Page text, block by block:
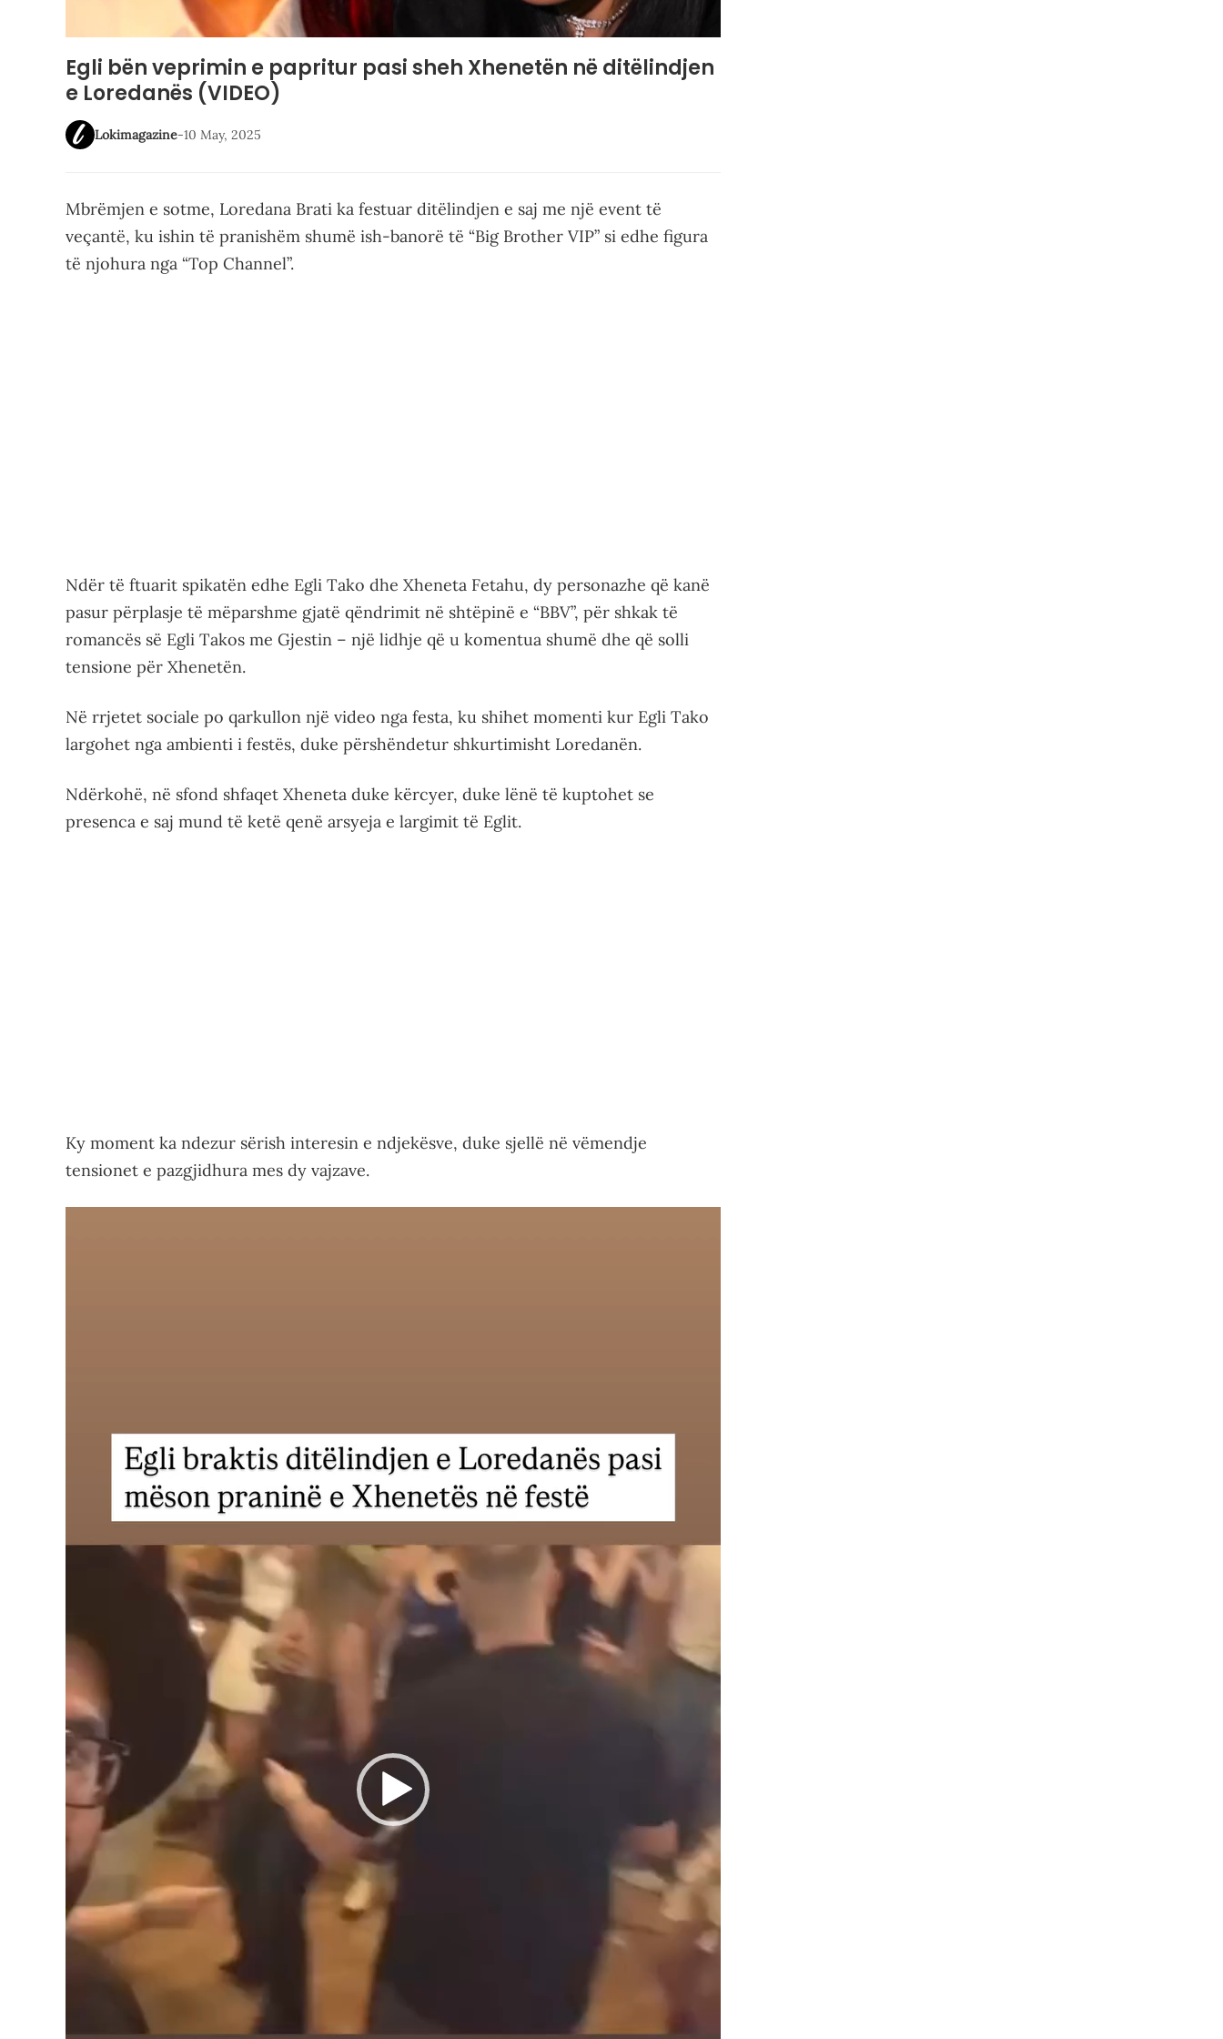
Egli bën veprimin e papritur pasi sheh Xhenetën në ditëlindjen
e Loredanës (VIDEO)
Lokimagazine-10 May, 2025
Mbrëmjen e sotme, Loredana Brati ka festuar ditëlindjen e saj me një event të
veçantë, ku ishin të pranishëm shumë ish-banorë të “Big Brother VIP” si edhe figura
të njohura nga “Top Channel”.
Ndër të ftuarit spikatën edhe Egli Tako dhe Xheneta Fetahu, dy personazhe që kanë
pasur përplasje të mëparshme gjatë qëndrimit në shtëpinë e “BBV”, për shkak të
romancës së Egli Takos me Gjestin – një lidhje që u komentua shumë dhe që solli
tensione për Xhenetën.
Në rrjetet sociale po qarkullon një video nga festa, ku shihet momenti kur Egli Tako
largohet nga ambienti i festës, duke përshëndetur shkurtimisht Loredanën.
Ndërkohë, në sfond shfaqet Xheneta duke kërcyer, duke lënë të kuptohet se
presenca e saj mund të ketë qenë arsyeja e largimit të Eglit.
Ky moment ka ndezur sërish interesin e ndjekësve, duke sjellë në vëmendje
tensionet e pazgjidhura mes dy vajzave.